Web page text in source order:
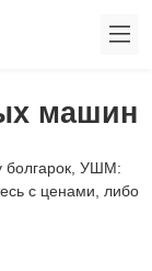
машин
болгарок, УШМ:
с ценами, либо